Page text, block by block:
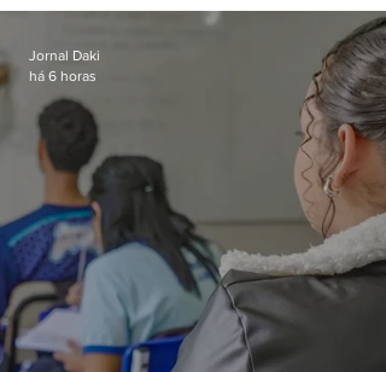
Bangu
Jornal Daki
há 6 horas